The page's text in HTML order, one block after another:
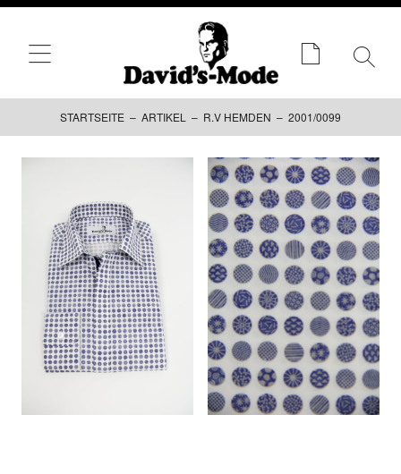
STARTSEITE – ARTIKEL – R.V HEMDEN – 2001/0099